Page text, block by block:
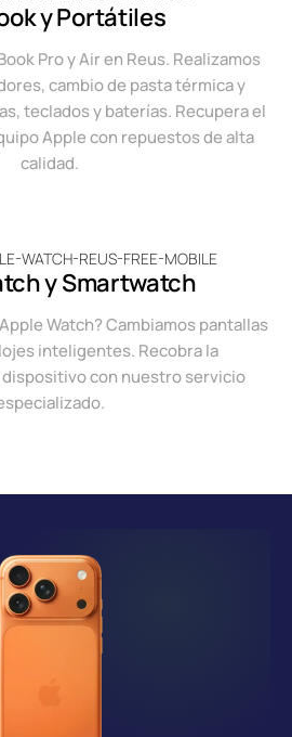
y Portátiles
Pro y Air en Reus. Realizamos
cambio de pasta térmica y
teclados y baterías. Recupera el
Apple con repuestos de alta
calidad.
y Smartwatch
Watch? Cambiamos pantallas
inteligentes. Recobra la
con nuestro servicio